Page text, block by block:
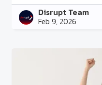
Disrupt Team
Feb 9, 2026